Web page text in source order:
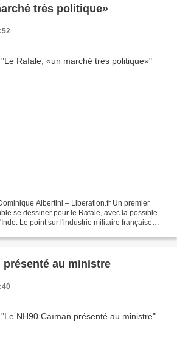
très politique»
Albertini – Liberation.fr Un premier
se dessiner pour le Rafale, avec la possible
Le point sur l'industrie militaire française
présenté au ministre